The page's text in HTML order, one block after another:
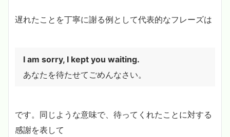
遅れたことを丁寧に謝る例として代表的なフレーズは
I am sorry, I kept you waiting.
あなたを待たせてごめんなさい。
です。同じような意味で、待ってくれたことに対する
感謝を表して